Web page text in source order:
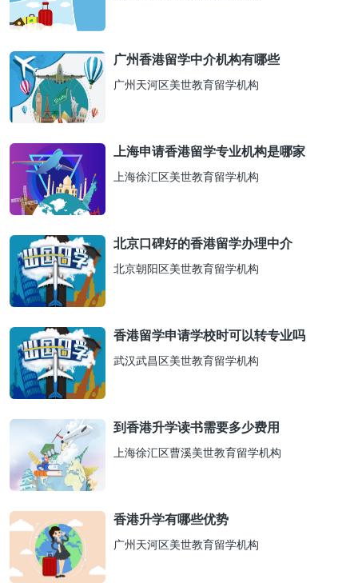
广州香港留学中介机构有哪些
广州天河区美世教育留学机构
上海申请香港留学专业机构是哪家
上海徐汇区美世教育留学机构
北京口碑好的香港留学办理中介
北京朝阳区美世教育留学机构
香港留学申请学校时可以转专业吗
武汉武昌区美世教育留学机构
到香港升学读书需要多少费用
上海徐汇区曹溪美世教育留学机构
香港升学有哪些优势
广州天河区美世教育留学机构